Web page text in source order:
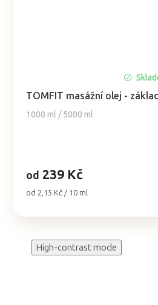
TOMFIT masážní olej -
1000 ml / 5000 ml
produktu
je
od 239 Kč
Měrná
od 2,15 Kč / 10 ml
High-contrast mode